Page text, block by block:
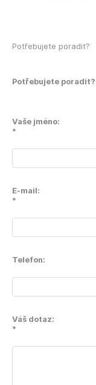
Potřebujete poradit?
Potřebujete poradit?
Vaše jméno:
*
E-mail:
*
Telefon:
Váš dotaz:
*